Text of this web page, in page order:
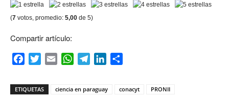
(7 votos, promedio: 5,00 de 5)
Compartir artículo:
FacebookTwitterEmail WhatsAppTelegramLinkedIn
ETIQUETAS ciencia en paraguay conacyt PRONII